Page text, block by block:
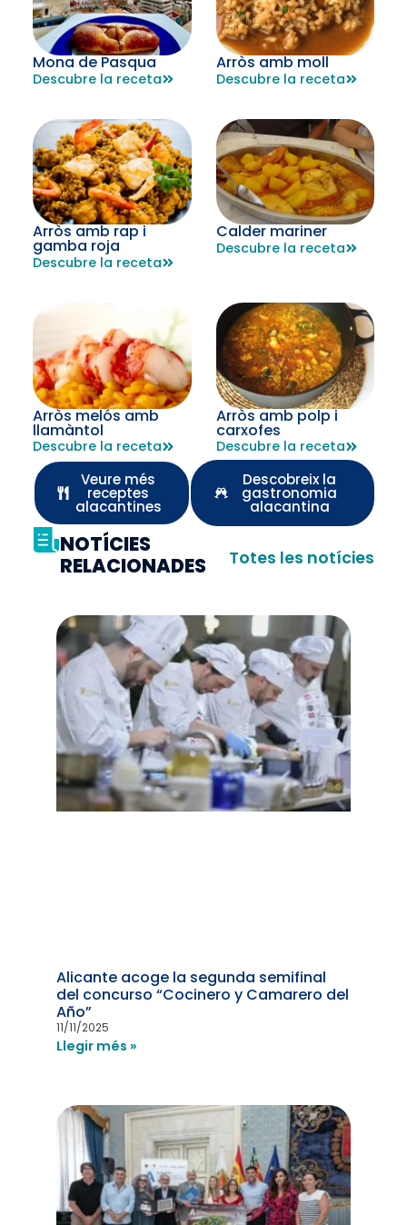
Mona de Pasqua
Descubre la receta
Arròs amb moll
Descubre la receta
Arròs amb rap i
gamba roja
Descubre la receta
Calder mariner
Descubre la receta
Arròs melós amb
llamàntol
Descubre la receta
Arròs amb polp i
carxofes
Descubre la receta
Descobreix la
gastronomia
alacantina
Veure més
receptes
alacantines
NOTÍCIES
RELACIONADES
Totes les notícies
Alicante acoge la segunda semifinal
del concurso “Cocinero y Camarero del
Año”
11/11/2025
Llegir més »